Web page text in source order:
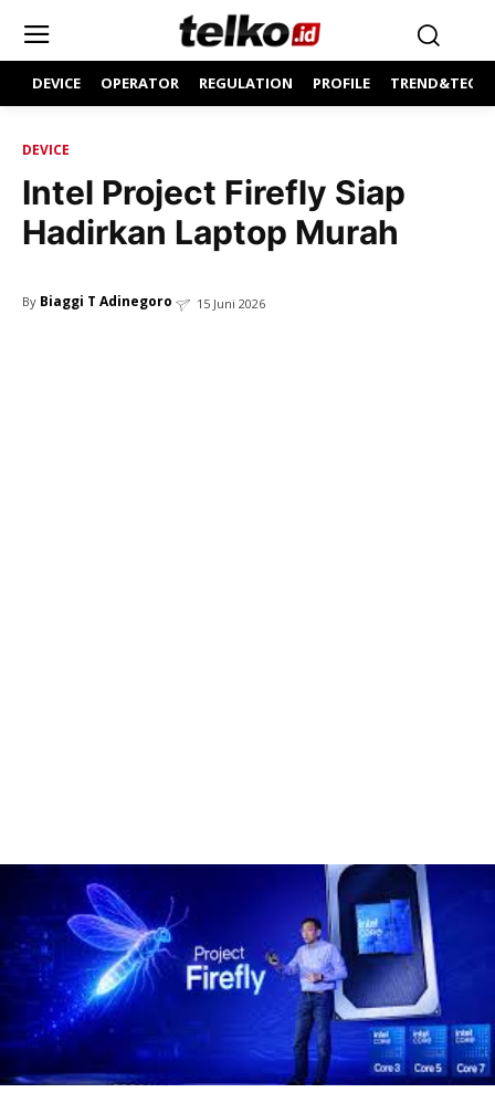
DEVICE OPERATOR REGULATION PROFILE
DEVICE
Intel Project Firefly Siap
Hadirkan Laptop Murah
By Biaggi T Adinegoro 15 Juni 2026